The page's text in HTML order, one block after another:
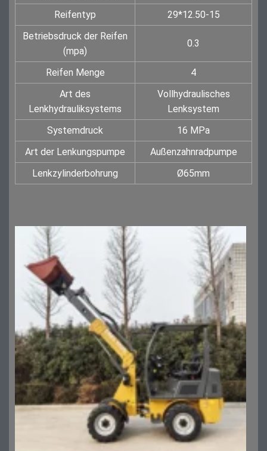
Reifentyp
29*12.50-15
Betriebsdruck der Reifen
(mpa)
0.3
Reifen Menge
4
Art des
Lenkhydrauliksystems
Vollhydraulisches
Lenksystem
Systemdruck
16 MPa
Art der Lenkungspumpe
Außenzahnradpumpe
Lenkzylinderbohrung
Ø65mm